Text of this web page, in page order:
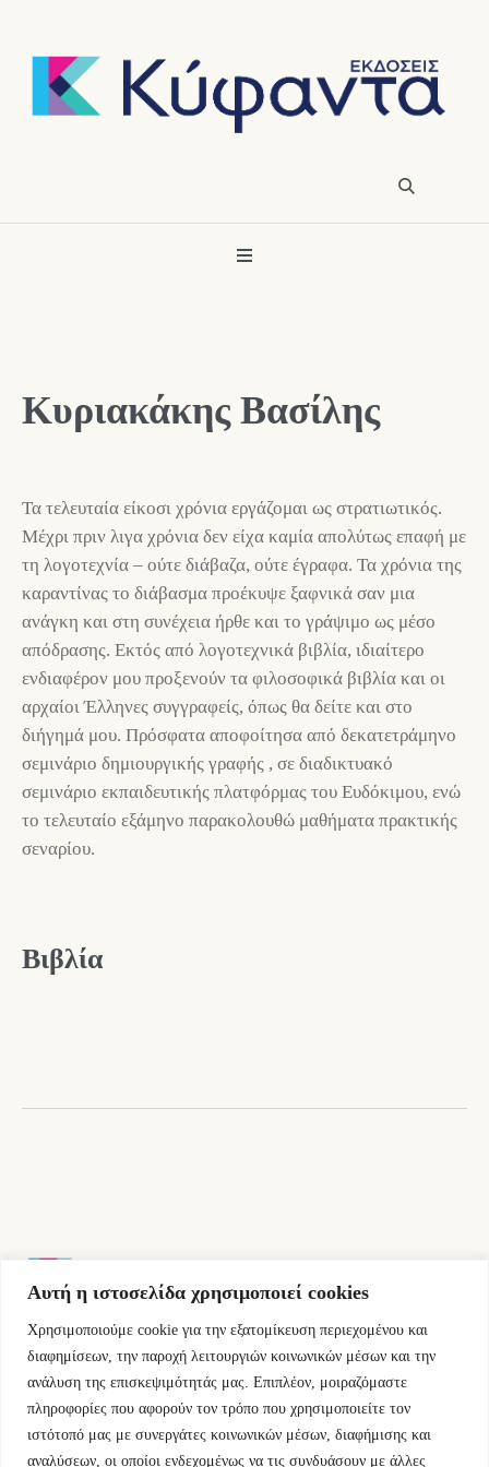
Αυτή η ιστοσελίδα χρησιμοποιεί cookies
Χρησιμοποιούμε cookie για την εξατομίκευση περιεχομένου και
διαφημίσεων, την παροχή λειτουργιών κοινωνικών μέσων και την
ανάλυση της επισκεψιμότητάς μας. Επιπλέον, μοιραζόμαστε
πληροφορίες που αφορούν τον τρόπο που χρησιμοποιείτε τον
ιστότοπό μας με συνεργάτες κοινωνικών μέσων, διαφήμισης και
αναλύσεων, οι οποίοι ενδεχομένως να τις συνδυάσουν με άλλες
Κυριακάκης Βασίλης
Τα τελευταία είκοσι χρόνια εργάζομαι ως στρατιωτικός.
Μέχρι πριν λιγα χρόνια δεν είχα καμία απολύτως επαφή με
τη λογοτεχνία – ούτε διάβαζα, ούτε έγραφα. Τα χρόνια της
καραντίνας το διάβασμα προέκυψε ξαφνικά σαν μια
ανάγκη και στη συνέχεια ήρθε και το γράψιμο ως μέσο
απόδρασης. Εκτός από λογοτεχνικά βιβλία, ιδιαίτερο
ενδιαφέρον μου προξενούν τα φιλοσοφικά βιβλία και οι
αρχαίοι Έλληνες συγγραφείς, όπως θα δείτε και στο
διήγημά μου. Πρόσφατα αποφοίτησα από δεκατετράμηνο
σεμινάριο δημιουργικής γραφής , σε διαδικτυακό
σεμινάριο εκπαιδευτικής πλατφόρμας του Ευδόκιμου, ενώ
το τελευταίο εξάμηνο παρακολουθώ μαθήματα πρακτικής
σεναρίου.
Βιβλία
Εμμ.Μπενάκη 76 10681 Αθήνα Ελλάδα.
+30.2110084023
info@kyfantabooks.gr